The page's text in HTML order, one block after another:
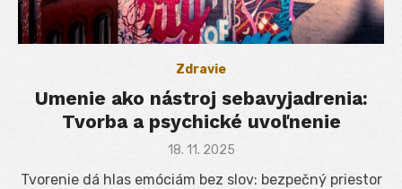
Zdravie
Umenie ako nástroj sebavyjadrenia:
Tvorba a psychické uvoľnenie
Posted
18. 11. 2025
Tvorenie dá hlas emóciám bez slov: bezpečný priestor